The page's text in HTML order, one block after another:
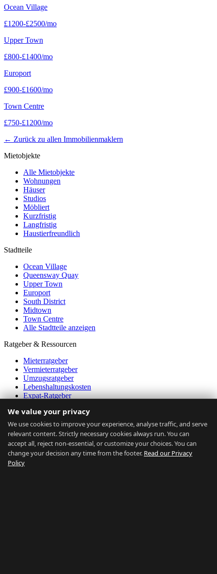
Ocean Village
£1200-£2500/mo
Upper Town
£800-£1400/mo
Europort
£900-£1600/mo
Town Centre
£750-£1200/mo
← Zurück zu allen Immobilienmaklern
Mietobjekte
Alle Mietobjekte
Wohnungen
Häuser
Studios
Möbliert
Kurzfristig
Langfristig
Haustierfreundlich
Stadtteile
Ocean Village
Queensway Quay
Upper Town
Europort
South District
Midtown
Town Centre
Alle Stadtteile anzeigen
Ratgeber & Ressourcen
Mieterratgeber
Vermieterratgeber
Umzugsratgeber
Lebenshaltungskosten
Expat-Ratgeber
Erschwinglichkeitsrechner
Marktdaten
Über uns
Über uns
Kontakt
We value your privacy
We use cookies to improve your experience, analyse traffic, and serve
relevant content. Strictly necessary cookies always run. You can
accept all, reject non-essential, or customize your choices. You can
change your decision any time from the footer. Read our Privacy
Policy